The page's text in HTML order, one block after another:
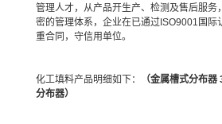
管理人才，从产品开生产、检测及售后服务
密的管理体系，企业在已通过ISO9001国际
重合同，守信用单位。
化工填料产品明细如下： （金属槽式分布器
分布器）